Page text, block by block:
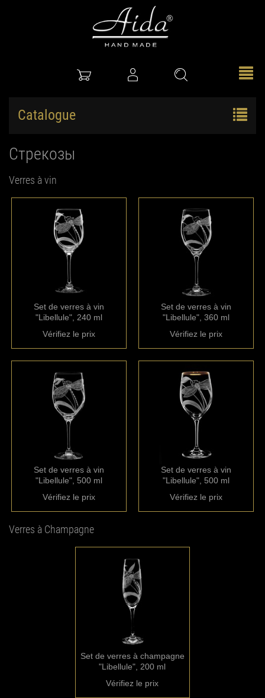
Catalogue
Стрекозы
Verres à vin
Set de verres à vin
"Libellule", 240 ml
Vérifiez le prix
Set de verres à vin
"Libellule", 360 ml
Vérifiez le prix
Set de verres à vin
"Libellule", 500 ml
Vérifiez le prix
Set de verres à vin
"Libellule", 500 ml
Vérifiez le prix
Verres à Champagne
Set de verres à champagne
"Libellule", 200 ml
Vérifiez le prix